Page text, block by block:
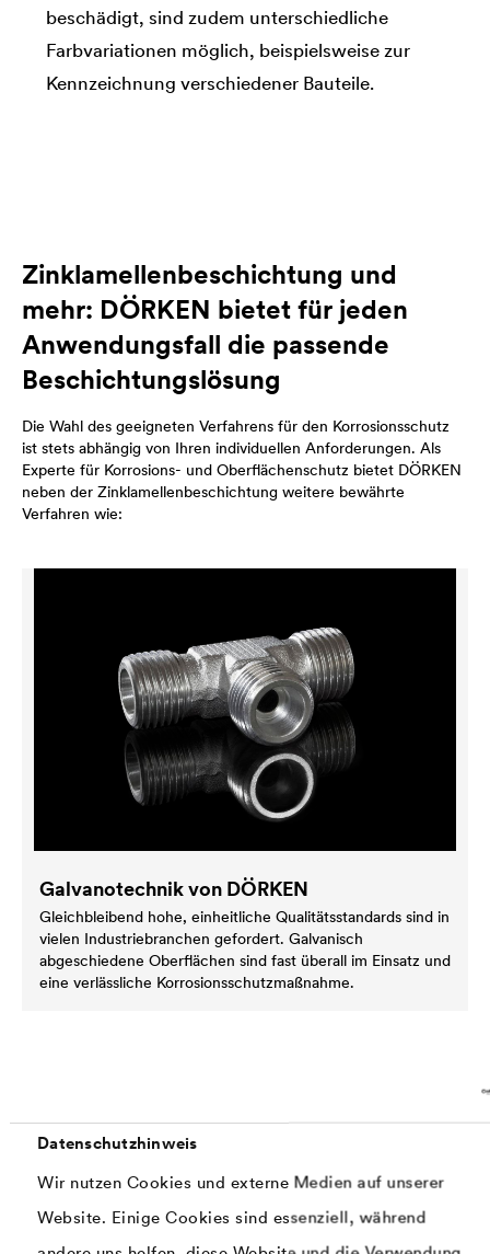
Datenschutzhinweis
Wir nutzen Cookies und externe Medien auf unserer
Website. Einige Cookies sind essenziell, während
beschädigt, sind zudem unterschiedliche
Farbvariationen möglich, beispielsweise zur
Kennzeichnung verschiedener Bauteile.
Zinklamellenbeschichtung und
mehr: DÖRKEN bietet für jeden
Anwendungsfall die passende
Beschichtungslösung
Die Wahl des geeigneten Verfahrens für den Korrosionsschutz
ist stets abhängig von Ihren individuellen Anforderungen. Als
Experte für Korrosions- und Oberflächenschutz bietet DÖRKEN
neben der Zinklamellenbeschichtung weitere bewährte
Verfahren wie:
Galvanotechnik von DÖRKEN
Gleichbleibend hohe, einheitliche Qualitätsstandards sind in
vielen Industriebranchen gefordert. Galvanisch
abgeschiedene Oberflächen sind fast überall im Einsatz und
eine verlässliche Korrosionsschutzmaßnahme.